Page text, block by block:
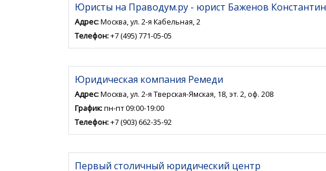
Юристы на Праводум.ру - юрист Баженов Константин
Адрес:Москва, ул. 2-я Кабельная, 2
Телефон:+7 (495) 771-05-05
Юридическая компания Ремеди
Адрес:Москва, ул. 2-я Тверская-Ямская, 18, эт. 2, оф. 208
График:пн-пт 09:00-19:00
Телефон:+7 (903) 662-35-92
Первый столичный юридический центр